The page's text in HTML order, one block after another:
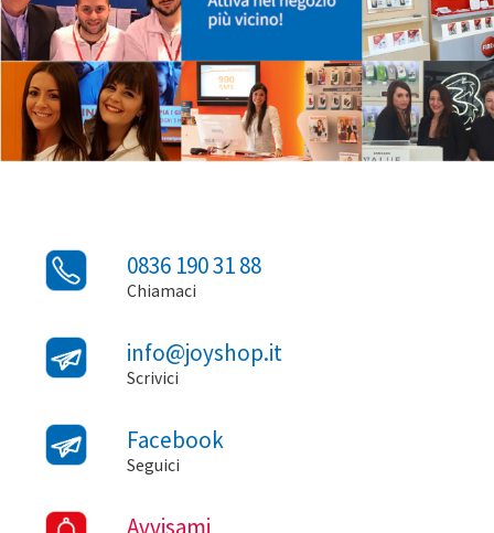
0836 190 31 88
Chiamaci
info@joyshop.it
Scrivici
Facebook
Seguici
Avvisami